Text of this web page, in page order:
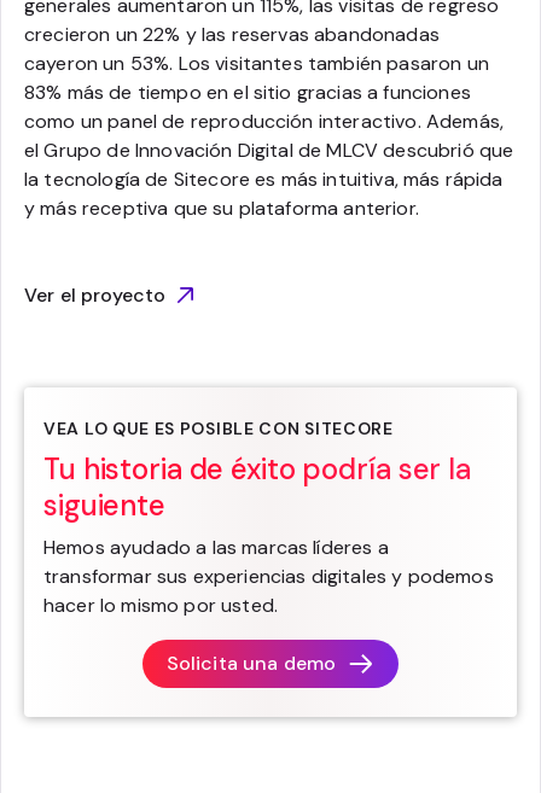
generales aumentaron un 115%, las visitas de regreso
crecieron un 22% y las reservas abandonadas
cayeron un 53%. Los visitantes también pasaron un
83% más de tiempo en el sitio gracias a funciones
como un panel de reproducción interactivo. Además,
el Grupo de Innovación Digital de MLCV descubrió que
la tecnología de Sitecore es más intuitiva, más rápida
y más receptiva que su plataforma anterior.
Ver el proyecto
VEA LO QUE ES POSIBLE CON SITECORE
Tu historia de éxito podría ser la
siguiente
Hemos ayudado a las marcas líderes a
transformar sus experiencias digitales y podemos
hacer lo mismo por usted.
Solicita una demo